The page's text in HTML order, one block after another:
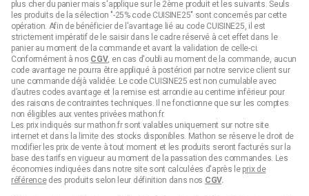
uniforme, et leur sécurité avec plusieurs systèmes de
surpression. Ils sont également compatibles avec tous les types
de foyers, y compris l'induction​
Retrouvez les gammesSeb Clipso Minut,Cocotte-minute® Seb
etAutocuiseurs Sebau meilleur prix sur Mathon.fr
Lagostina
Est une autre marque italienne réputée pour ses cocotte-minute
de haute qualité, comme leNovia Vitamin. Ce modèle se
distingue par son ergonomie, sa répartition uniforme de la chaleur
grâce à son fondLagoplan, et son design élégant​.
Tefal
plus cher du panier mais s'applique sur le 2ème produit et les suivants. Seuls
les produits de la sélection "-25% code CUISINE25" sont concernés par cette
opération. Afin de bénéficier de l'avantage lié au code CUISINE25, il est
strictement impératif de le saisir dans le cadre réservé à cet effet dans le
panier au moment de la commande et avant la validation de celle-ci.
Conformément à nos CGV, en cas d'oubli au moment de la commande, aucun
code avantage ne pourra être appliqué à postériori par notre service client sur
une commande déjà validée. Le code CUISINE25 est non cumulable avec
d’autres codes avantage et la remise est arrondie au centime inférieur pour
des raisons de contraintes techniques. Il ne fonctionne que sur les comptes
non éligibles aux ventes privées mathon.fr.
Les prix indiqués sur mathon.fr sont valables uniquement sur notre site
internet et dans la limite des stocks disponibles. Mathon se réserve le droit de
modifier les prix de vente à tout moment et les produits seront facturés sur la
base des tarifs en vigueur au moment de la passation des commandes. Les
économies indiquées dans notre site sont calculées d'après le prix de
référencedes produits selon leur définition dans nos CGV.